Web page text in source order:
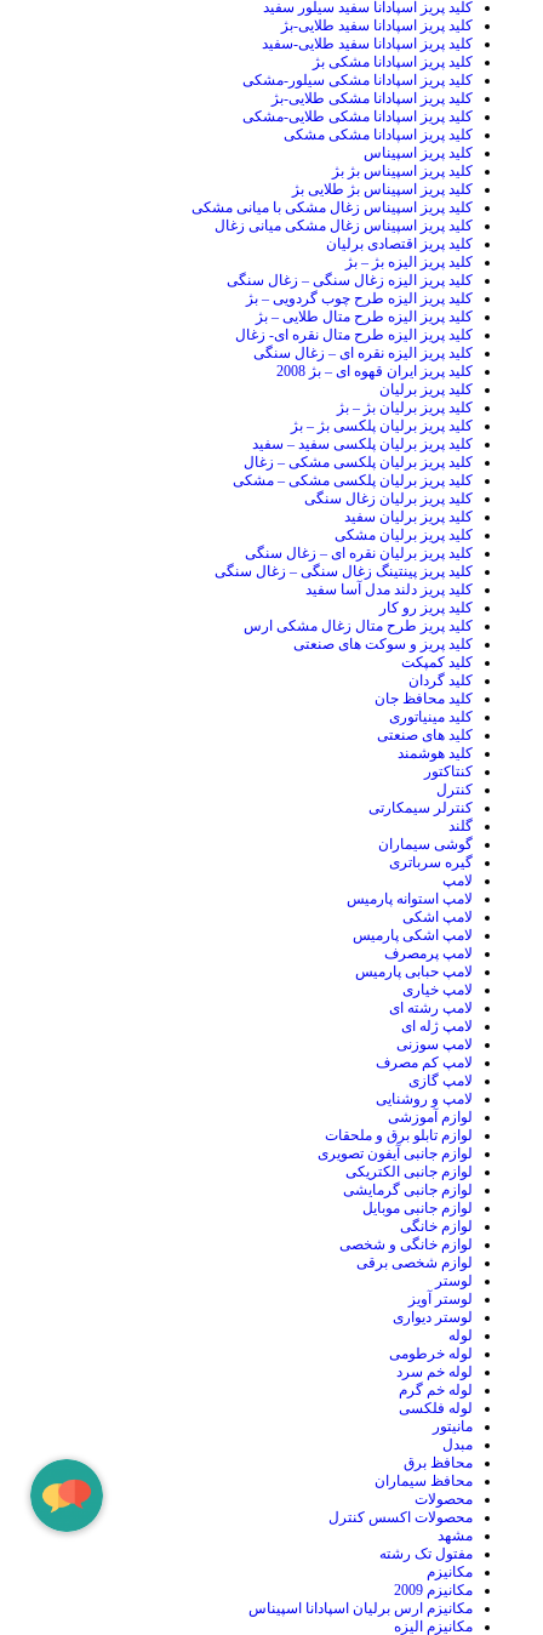
کلید پریز اسپادانا سفید سیلور سفید
کلید پریز اسپادانا سفید طلایی-بژ
کلید پریز اسپادانا سفید طلایی-سفید
کلید پریز اسپادانا مشکی بژ
کلید پریز اسپادانا مشکی سیلور-مشکی
کلید پریز اسپادانا مشکی طلایی-بژ
کلید پریز اسپادانا مشکی طلایی-مشکی
کلید پریز اسپادانا مشکی مشکی
کلید پریز اسپیناس
کلید پریز اسپیناس بژ بژ
کلید پریز اسپیناس بژ طلایی بژ
کلید پریز اسپیناس زغال مشکی با میانی مشکی
کلید پریز اسپیناس زغال مشکی میانی زغال
کلید پریز اقتصادی برلیان
کلید پریز الیزه بژ – بژ
کلید پریز الیزه زغال سنگی – زغال سنگی
کلید پریز الیزه طرح چوب گردویی – بژ
کلید پریز الیزه طرح متال طلایی – بژ
کلید پریز الیزه طرح متال نقره ای- زغال
کلید پریز الیزه نقره ای – زغال سنگی
کلید پریز ایران قهوه ای – بژ 2008
کلید پریز برلیان
کلید پریز برلیان بژ – بژ
کلید پریز برلیان پلکسی بژ – بژ
کلید پریز برلیان پلکسی سفید – سفید
کلید پریز برلیان پلکسی مشکی – زغال
کلید پریز برلیان پلکسی مشکی – مشکی
کلید پریز برلیان زغال سنگی
کلید پریز برلیان سفید
کلید پریز برلیان مشکی
کلید پریز برلیان نقره ای – زغال سنگی
کلید پریز پینتینگ زغال سنگی – زغال سنگی
کلید پریز دلند مدل آسا سفید
کلید پریز رو کار
کلید پریز طرح متال زغال مشکی ارس
کلید پریز و سوکت های صنعتی
کلید کمپکت
کلید گردان
کلید محافظ جان
کلید مینیاتوری
کلید های صنعتی
کلید هوشمند
کنتاکتور
کنترل
کنترلر سیمکارتی
گلند
گوشی سیماران
گیره سرباتری
لامپ
لامپ استوانه پارمیس
لامپ اشکی
لامپ اشکی پارمیس
لامپ پرمصرف
لامپ حبابی پارمیس
لامپ خیاری
لامپ رشته ای
لامپ ژله ای
لامپ سوزنی
لامپ کم مصرف
لامپ گازی
لامپ و روشنایی
لوازم آموزشی
لوازم تابلو برق و ملحقات
لوازم جانبی آیفون تصویری
لوازم جانبی الکتریکی
لوازم جانبی گرمایشی
لوازم جانبی موبایل
لوازم خانگی
لوازم خانگی و شخصی
لوازم شخصی برقی
لوستر
لوستر آویز
لوستر دیواری
لوله
لوله خرطومی
لوله خم سرد
لوله خم گرم
لوله فلکسی
مانیتور
مبدل
محافظ برق
محافظ سیماران
محصولات
محصولات اکسس کنترل
مشهد
مفتول تک رشته
مکانیزم
مکانیزم 2009
مکانیزم ارس برلیان اسپادانا اسپیناس
مکانیزم الیزه